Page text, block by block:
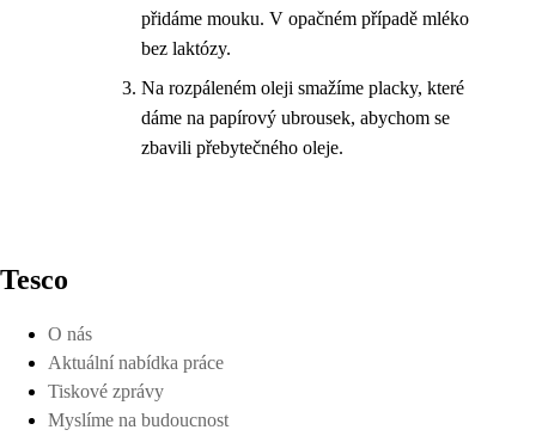
přidáme mouku. V opačném případě mléko
bez laktózy.
Na rozpáleném oleji smažíme placky, které
dáme na papírový ubrousek, abychom se
zbavili přebytečného oleje.
Tesco
O nás
Aktuální nabídka práce
Tiskové zprávy
Myslíme na budoucnost